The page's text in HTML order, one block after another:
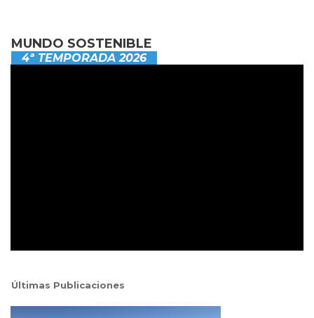
MUNDO SOSTENIBLE
4ª TEMPORADA 2026
Últimas Publicaciones